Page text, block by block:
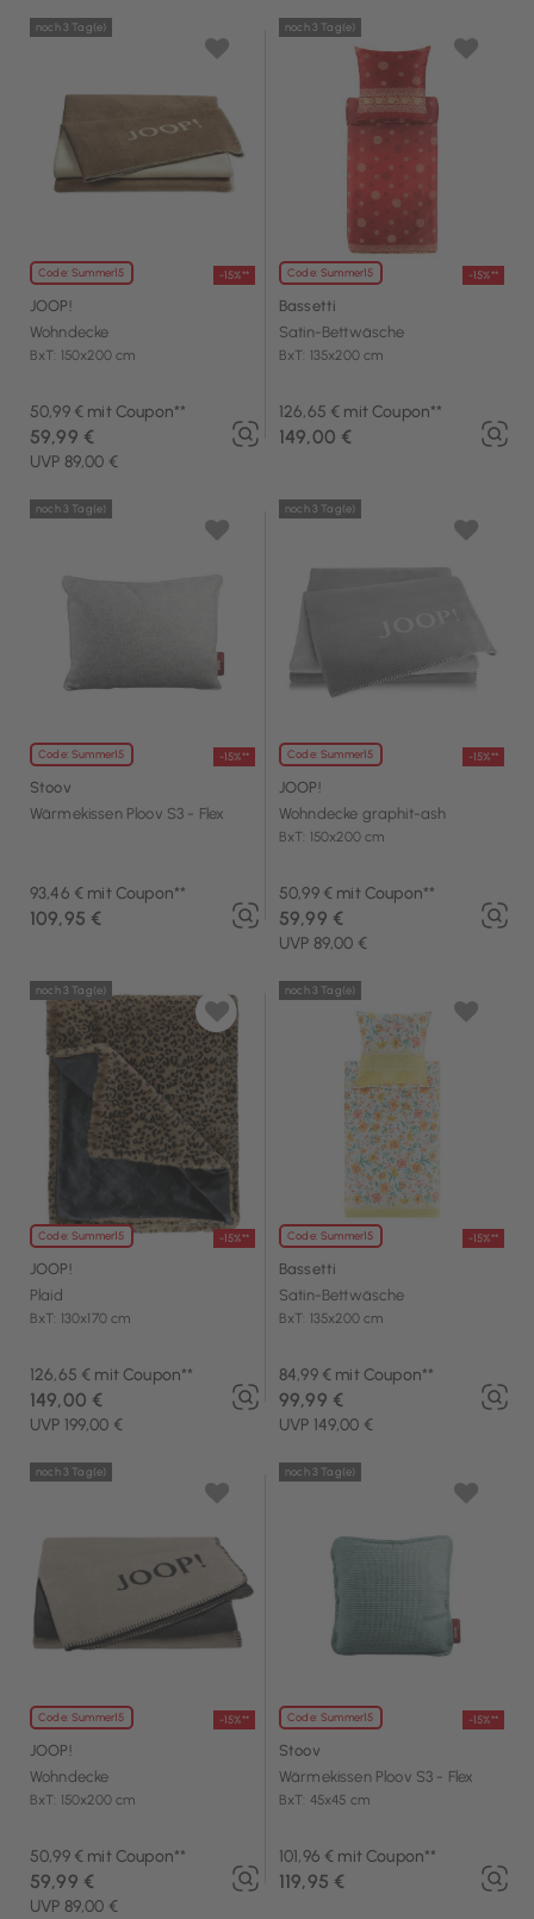
Code: Summer15 -15%**
noch 3 Tag(e)
JOOP!
Wohndecke
BxT: 150x200 cm
50,99 € mit Coupon**
UVP 89,00 €
59,99 €
Code: Summer15 -15%**
noch 3 Tag(e)
Bassetti
Satin-Bettwäsche
BxT: 135x200 cm
126,65 € mit Coupon**
149,00 €
Code: Summer15 -15%**
noch 3 Tag(e)
Stoov
Wärmekissen Ploov S3 - Flex
93,46 € mit Coupon**
109,95 €
Code: Summer15 -15%**
noch 3 Tag(e)
JOOP!
Wohndecke graphit-ash
BxT: 150x200 cm
50,99 € mit Coupon**
UVP 89,00 €
59,99 €
Code: Summer15 -15%**
noch 3 Tag(e)
JOOP!
Plaid
BxT: 130x170 cm
126,65 € mit Coupon**
UVP 199,00 €
149,00 €
Code: Summer15 -15%**
noch 3 Tag(e)
Bassetti
Satin-Bettwäsche
BxT: 135x200 cm
84,99 € mit Coupon**
UVP 149,00 €
99,99 €
Code: Summer15 -15%**
noch 3 Tag(e)
JOOP!
Wohndecke
BxT: 150x200 cm
50,99 € mit Coupon**
UVP 89,00 €
59,99 €
Code: Summer15 -15%**
noch 3 Tag(e)
Stoov
Wärmekissen Ploov S3 - Flex
BxT: 45x45 cm
101,96 € mit Coupon**
119,95 €